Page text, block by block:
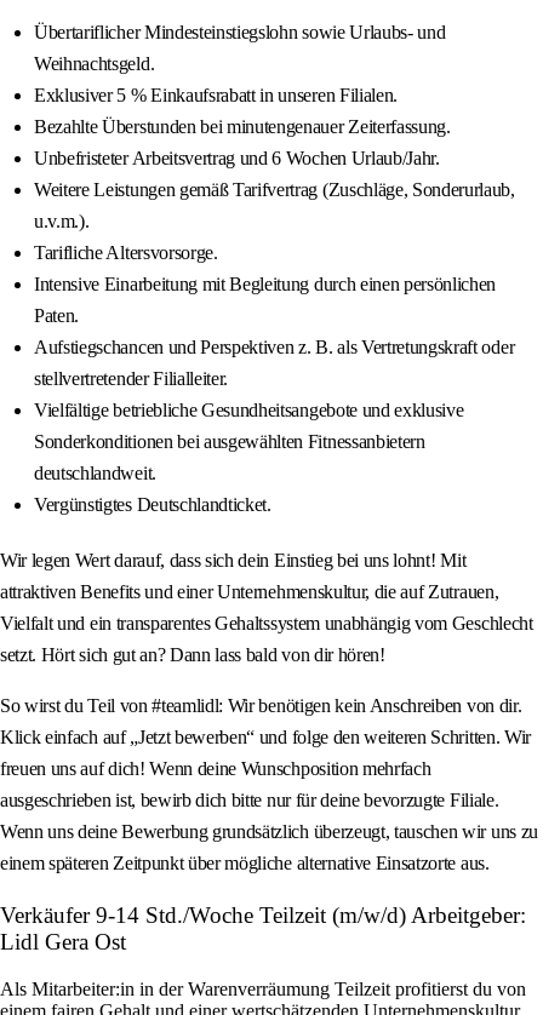
Übertariflicher Mindesteinstiegslohn sowie Urlaubs- und
Weihnachtsgeld.
Exklusiver 5 % Einkaufsrabatt in unseren Filialen.
Bezahlte Überstunden bei minutengenauer Zeiterfassung.
Unbefristeter Arbeitsvertrag und 6 Wochen Urlaub/Jahr.
Weitere Leistungen gemäß Tarifvertrag (Zuschläge, Sonderurlaub,
u.v.m.).
Tarifliche Altersvorsorge.
Intensive Einarbeitung mit Begleitung durch einen persönlichen
Paten.
Aufstiegschancen und Perspektiven z. B. als Vertretungskraft oder
stellvertretender Filialleiter.
Vielfältige betriebliche Gesundheitsangebote und exklusive
Sonderkonditionen bei ausgewählten Fitnessanbietern
deutschlandweit.
Vergünstigtes Deutschlandticket.
Wir legen Wert darauf, dass sich dein Einstieg bei uns lohnt! Mit
attraktiven Benefits und einer Unternehmenskultur, die auf Zutrauen,
Vielfalt und ein transparentes Gehaltssystem unabhängig vom Geschlecht
setzt. Hört sich gut an? Dann lass bald von dir hören!
So wirst du Teil von #teamlidl: Wir benötigen kein Anschreiben von dir.
Klick einfach auf „Jetzt bewerben“ und folge den weiteren Schritten. Wir
freuen uns auf dich! Wenn deine Wunschposition mehrfach
ausgeschrieben ist, bewirb dich bitte nur für deine bevorzugte Filiale.
Wenn uns deine Bewerbung grundsätzlich überzeugt, tauschen wir uns zu
einem späteren Zeitpunkt über mögliche alternative Einsatzorte aus.
Verkäufer 9-14 Std./Woche Teilzeit (m/w/d) Arbeitgeber:
Lidl Gera Ost
Als Mitarbeiter:in in der Warenverräumung Teilzeit profitierst du von
einem fairen Gehalt und einer wertschätzenden Unternehmenskultur,